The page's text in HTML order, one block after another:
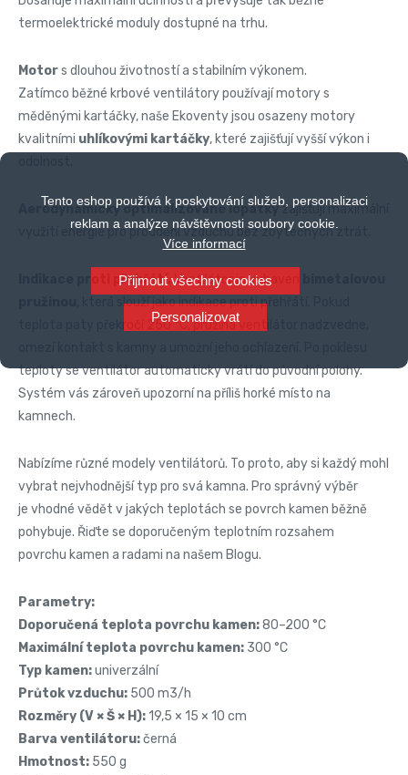
Tento eshop používá k poskytování služeb, personalizaci
reklam a analýze návštěvnosti soubory cookie.
Více informací
Přijmout všechny cookies
Personalizovat
termoelektrické moduly dostupné na trhu.
Motors dlouhou životností a stabilním výkonem.
Zatímco běžné krbové ventilátory používají motory s
měděnými kartáčky, naše Ekoventy jsou osazeny motory
kvalitními uhlíkovými kartáčky, které zajišťují vyšší výkon i
Aerodynamicky optimalizované lopatkyzajišťují maximální
využití energie pro proudění vzduchu bez zbytečných ztrát.
Indikace proti přehřátí.Ventilátor je vybaven
, která slouží jako indikace proti přehřátí. Pokud
teplota paty překročí 250 °C, pružina ventilátor nadzvedne,
teploty se ventilátor automaticky vrátí do původní polohy.
Systém vás zároveň upozorní na příliš horké místo na
kamnech.
Nabízíme různé modely ventilátorů. To proto, aby si každý mohl
vybrat nejvhodnější typ pro svá kamna. Pro správný výběr
je vhodné vědět v jakých teplotách se povrch kamen běžně
pohybuje. Řiďte se doporučeným teplotním rozsahem
povrchu kamen a radami na našem Blogu.
Parametry:
Doporučená teplota povrchu kamen:80–200 °C
Maximální teplota povrchu kamen: 300 °C
Typ kamen:univerzální
Průtok vzduchu: 500 m3/h
Rozměry (V × Š × H):19,5 × 15 × 10 cm
Barva ventilátoru:černá
Hmotnost: 550 g